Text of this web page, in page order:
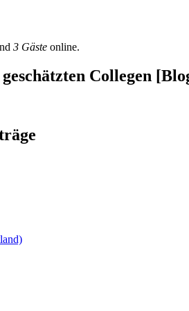
3 Gäste online.
Collegen